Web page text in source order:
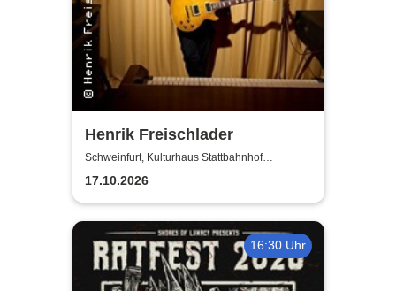
Henrik Freischlader
Schweinfurt, Kulturhaus Stattbahnhof
Schweinfurt
17.10.2026
16:30 Uhr